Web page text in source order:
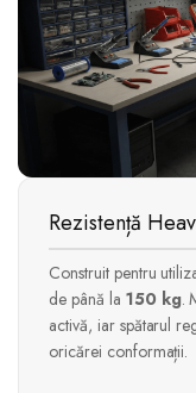
Rezistență
Construit pentru
de până la 150 kg.
activă, iar spătarul
oricărei conformații.